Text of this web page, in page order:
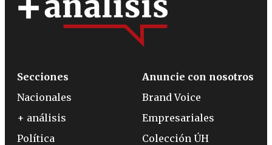
Secciones
Nacionales
+ análisis
Política
Anuncie con nosotros
Brand Voice
Empresariales
Colección ÚH